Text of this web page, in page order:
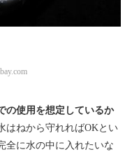
の使用を想定しているか
はねから守れればOKとい
全に水の中に入れたいな